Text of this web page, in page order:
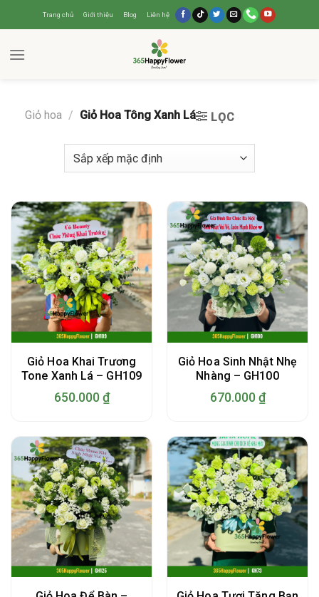
Trang chủ Giới thiệu Blog Liên hệ
Giỏ hoa / Giỏ Hoa Tông Xanh Lá LỌC
Giỏ Hoa Khai Trương
Tone Xanh Lá – GH109
650.000 ₫
Giỏ Hoa Sinh Nhật Nhẹ
Nhàng – GH100
670.000 ₫